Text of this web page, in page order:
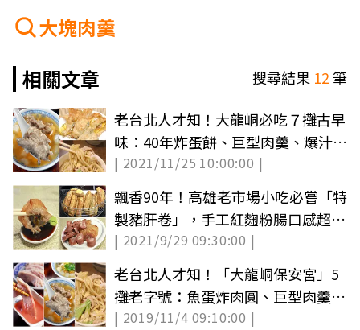
大塊肉羹
相關文章
搜尋結果 12筆
老台北人才知！大龍峒必吃７攤古早
味：40年炸蛋餅、巨型肉羹、爆汁土
鵝肉
| 2021/11/25 10:00:00 |
飄香90年！高雄老市場小吃必嘗「特
製豬肝卷」，手工紅麴粉腸口感超Q
彈
| 2021/9/29 09:30:00 |
老台北人才知！「大龍峒保安宮」5
攤老字號：魚蛋炸肉圓、巨型肉羹、
40年鵝血糕
| 2019/11/4 09:10:00 |